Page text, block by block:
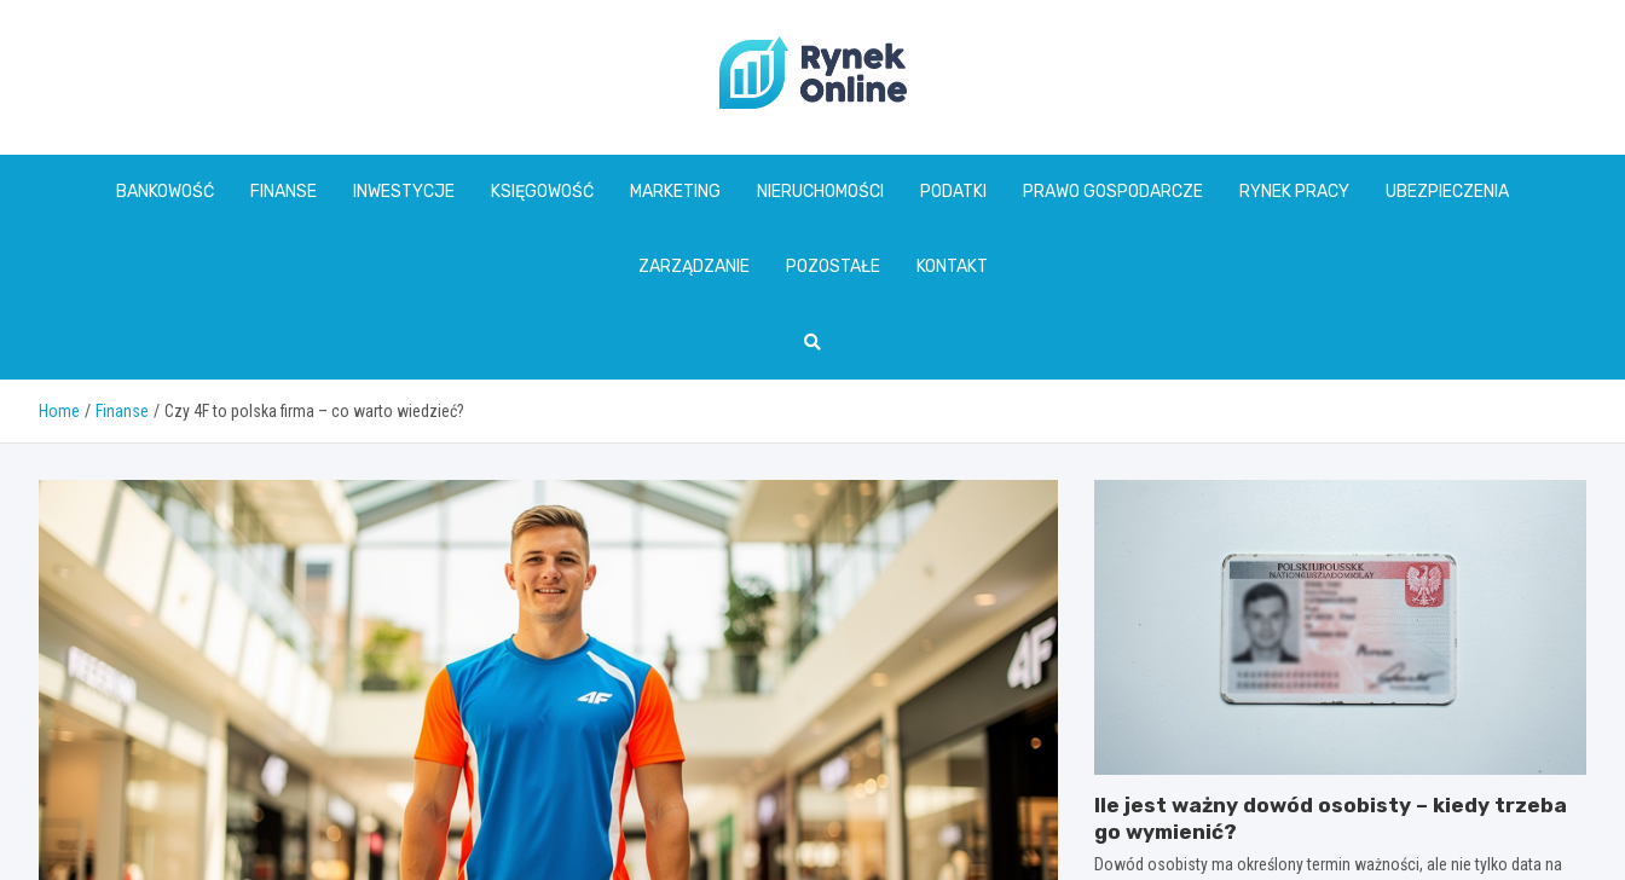
www.rynekonline.pl
BANKOWOŚĆ FINANSE INWESTYCJE KSIĘGOWOŚĆ MARKETING NIERUCHOMOŚCI PODATKI PRAWO GOSPODARCZE RYNEK PRACY UBEZPIECZENIA
ZARZĄDZANIE POZOSTAŁE KONTAKT
Home Finanse Czy 4F to polska firma – co warto wiedzieć?
Ile jest ważny dowód osobisty – kiedy trzeba
go wymienić?
Dowód osobisty ma określony termin ważności, ale nie tylko data na